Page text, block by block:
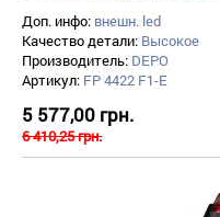
Доп. инфо: внешн. led
Качество детали: Высокое
Производитель: DEPO
Артикул: FP 4422 F1-E
5 577,00 грн.
6 410,25 грн.